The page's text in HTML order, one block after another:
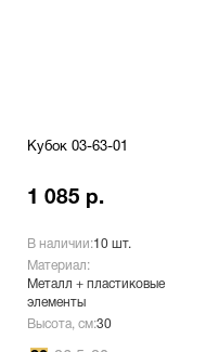
Кубок 03-63-01
1 085 р.
В наличии:10 шт.
Материал:
Металл + пластиковые
элементы
Высота, см:30